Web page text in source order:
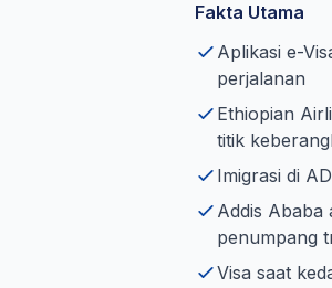
Fakta Utama
Aplikasi e-
perjalanan
Ethiopian
titik
Imigrasi di
Addis Ababa
penumpang
Visa saat